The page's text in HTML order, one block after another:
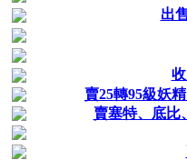
出
賣25轉95級妖
賣塞特、底比